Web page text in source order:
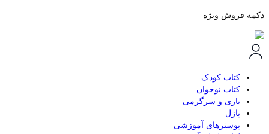
دکمه فروش ویژه
کتاب کودک
کتاب نوجوان
بازی و سرگرمی
پازل
پوسترهای آموزشی